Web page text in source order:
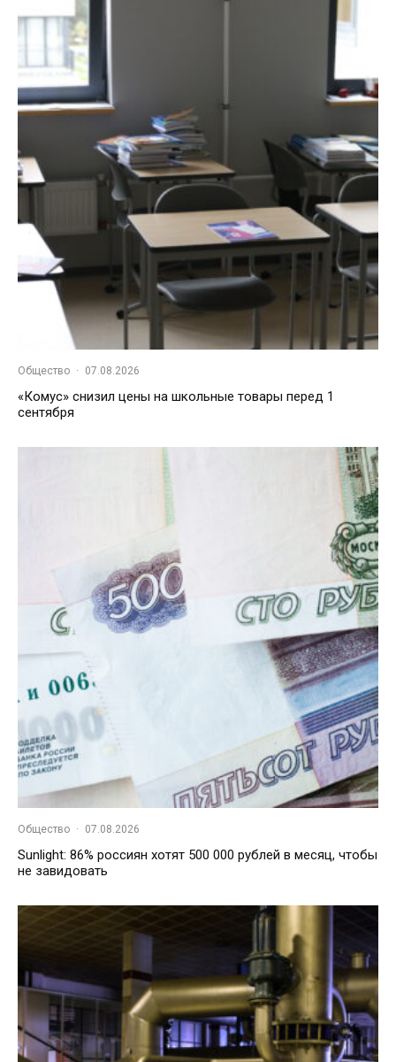
Общество · 07.08.2026
«Комус» снизил цены на школьные товары перед 1
сентября
Общество · 07.08.2026
Sunlight: 86% россиян хотят 500 000 рублей в месяц, чтобы
не завидовать